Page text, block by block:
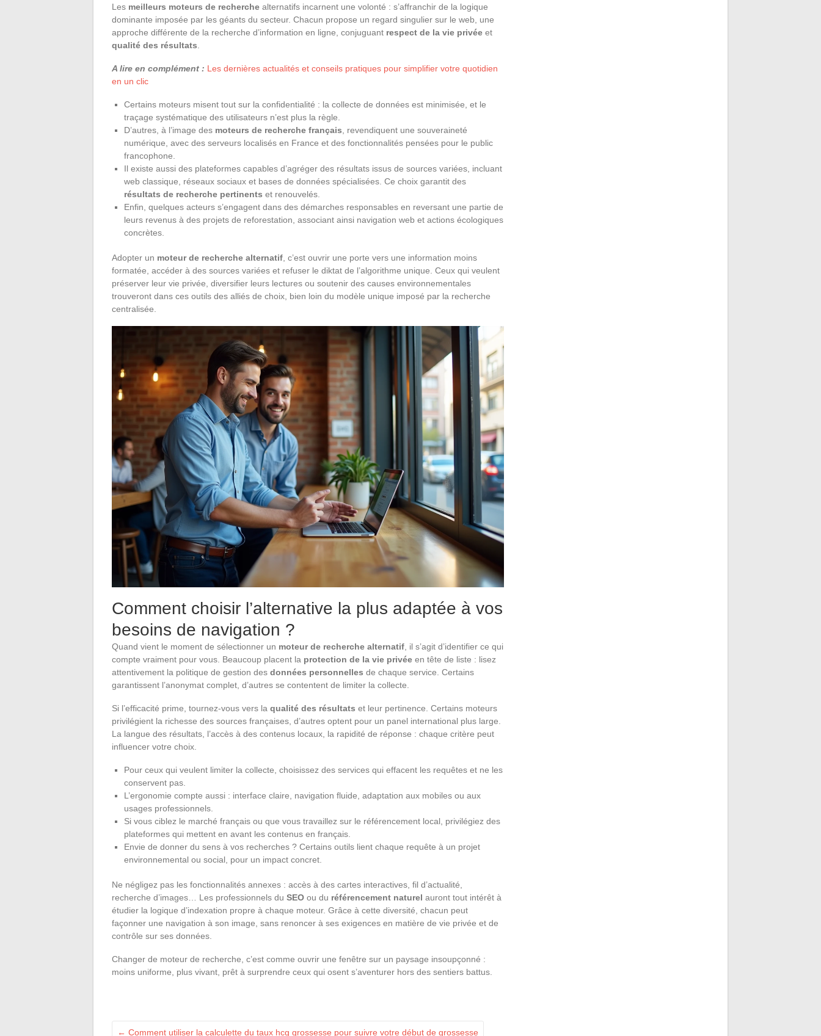
Les meilleurs moteurs de recherche alternatifs incarnent une volonté : s’affranchir de la logique
dominante imposée par les géants du secteur. Chacun propose un regard singulier sur le web, une
approche différente de la recherche d’information en ligne, conjuguant respect de la vie privée et
qualité des résultats
A lire en complément : Les dernières actualités et conseils pratiques pour simplifier votre quotidien
en un clic
Certains moteurs misent tout sur la confidentialité : la collecte de données est minimisée, et le
traçage systématique des utilisateurs n’est plus la règle.
D’autres, à l’image des moteurs de recherche français , revendiquent une souveraineté
numérique, avec des serveurs localisés en France et des fonctionnalités pensées pour le public
francophone.
Il existe aussi des plateformes capables d’agréger des résultats issus de sources variées, incluant
web classique, réseaux sociaux et bases de données spécialisées. Ce choix garantit des
résultats de recherche pertinents et renouvelés.
Enfin, quelques acteurs s’engagent dans des démarches responsables en reversant une partie de
leurs revenus à des projets de reforestation, associant ainsi navigation web et actions écologiques
concrètes.
Adopter un moteur de recherche alternatif , c’est ouvrir une porte vers une information moins
formatée, accéder à des sources variées et refuser le diktat de l’algorithme unique. Ceux qui veulent
préserver leur vie privée, diversifier leurs lectures ou soutenir des causes environnementales
trouveront dans ces outils des alliés de choix, bien loin du modèle unique imposé par la recherche
centralisée.
Comment choisir l’alternative la plus adaptée à vos
besoins de navigation ?
Quand vient le moment de sélectionner un moteur de recherche alternatif , il s’agit d’identifier ce qui
compte vraiment pour vous. Beaucoup placent la protection de la vie privée en tête de liste : lisez
attentivement la politique de gestion des données personnelles de chaque service. Certains
garantissent l’anonymat complet, d’autres se contentent de limiter la collecte.
Si l’efficacité prime, tournez-vous vers la qualité des résultats et leur pertinence. Certains moteurs
privilégient la richesse des sources françaises, d’autres optent pour un panel international plus large.
La langue des résultats, l’accès à des contenus locaux, la rapidité de réponse : chaque critère peut
influencer votre choix.
Pour ceux qui veulent limiter la collecte, choisissez des services qui effacent les requêtes et ne les
conservent pas.
L’ergonomie compte aussi : interface claire, navigation fluide, adaptation aux mobiles ou aux
usages professionnels.
Si vous ciblez le marché français ou que vous travaillez sur le référencement local, privilégiez des
plateformes qui mettent en avant les contenus en français.
Envie de donner du sens à vos recherches ? Certains outils lient chaque requête à un projet
environnemental ou social, pour un impact concret.
Ne négligez pas les fonctionnalités annexes : accès à des cartes interactives, fil d’actualité,
recherche d’images… Les professionnels du SEO ou du référencement naturel auront tout intérêt à
étudier la logique d’indexation propre à chaque moteur. Grâce à cette diversité, chacun peut
façonner une navigation à son image, sans renoncer à ses exigences en matière de vie privée et de
contrôle sur ses données.
Changer de moteur de recherche, c’est comme ouvrir une fenêtre sur un paysage insoupçonné :
moins uniforme, plus vivant, prêt à surprendre ceux qui osent s’aventurer hors des sentiers battus.
← Comment utiliser la calculette du taux hcg grossesse pour suivre votre début de grossesse